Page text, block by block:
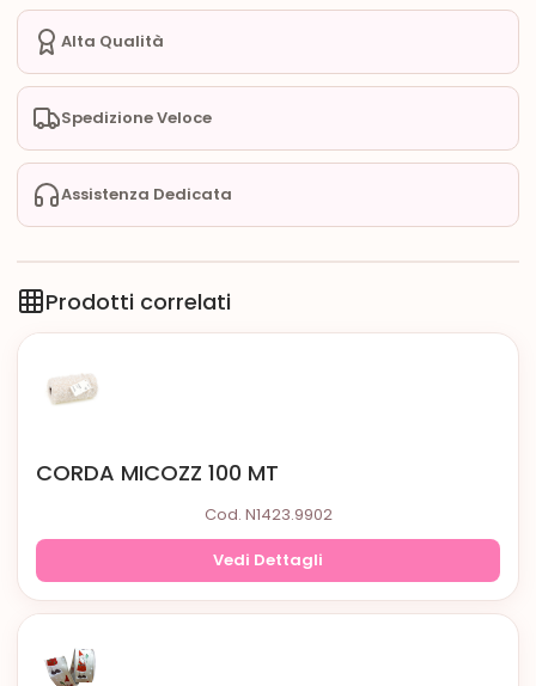
Alta Qualità
Spedizione Veloce
Assistenza Dedicata
Prodotti correlati
CORDA MICOZZ 100 MT
Cod. N1423.9902
Vedi Dettagli